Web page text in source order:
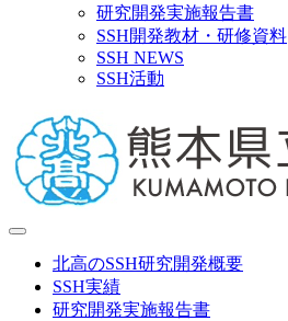
研究開発実施報告書
SSH開発教材・研修資料
SSH NEWS
SSH活動
北高のSSH研究開発概要
SSH実績
研究開発実施報告書